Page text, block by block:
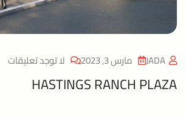
JADA مارس 3, 2023 لا توجد تعليقات
HASTINGS RANCH PLAZA